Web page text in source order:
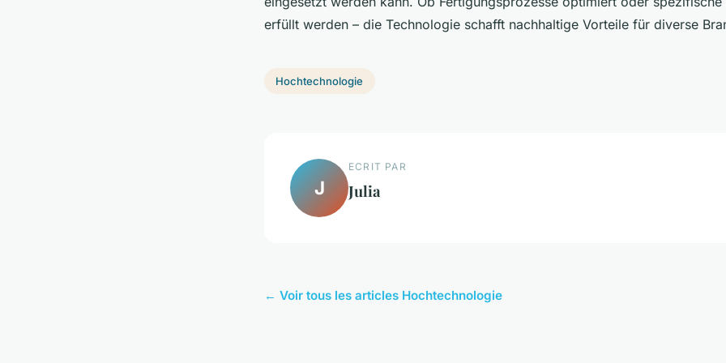
erfüllt werden – die Technologie schafft nachhaltige Vorteile für diverse
Hochtechnologie
J
ECRIT PAR
Julia
← Voir tous les articles Hochtechnologie